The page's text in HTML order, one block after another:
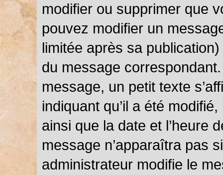
modifier ou supprimer que
pouvez modifier un
limitée après sa
du message
message, un petit texte
indiquant qu’il a été
ainsi que la date et l’heure
message n’apparaîtra pas
administrateur modifie le